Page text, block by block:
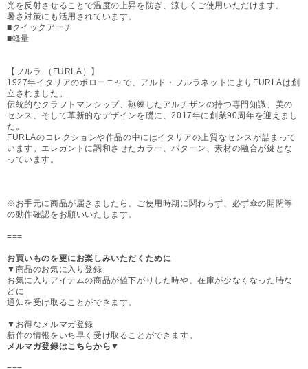
光を反射させることで温度の上昇を防ぎ、涼しくご使用いただけます。
暑さ対策にも活用されています。
■クイックアーチ
■軽量
【フルラ （FURLA）】
1927年イタリアのボローニャで、アルド・フルラネットによりFURLAは創
立されました。
伝統的なクラフトマンシップ、熟練したアルチザンの持つ専門知識、美の
センス、そして革新的なデザインを礎に、2017年に創業90周年を迎えまし
た。
FURLAのコレクションや作品の中にはイタリアの上質なセンスが詰まって
います。エレガントに調和させたカラー、パターン、素材の融合が鍵とな
っています。
※お手元に商品が届きましたら、ご使用時期に関わらず、必ず傘の開閉等
の動作確認をお願いいたします。
===
お買いものを更にお楽しみいただくために
▼商品のお気に入り登録
お気に入りアイテムの商品が値下がりした時や、在庫が少なくなった時な
どに
通知を受け取ることができます。
▼お得なメルマガ登録
新作の情報をいち早く受け取ることができます。
メルマガ登録はこちらから▼